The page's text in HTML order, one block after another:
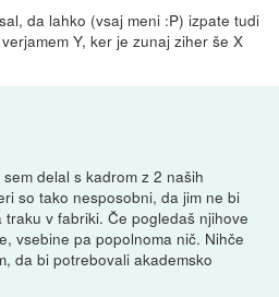
da lahko (vsaj meni :P) izpate tudi
Y, ker je zunaj ziher še X
delal s kadrom z 2 naših
so tako nesposobni, da jim ne bi
v fabriki. Če pogledaš njihove
vsebine pa popolnoma nič. Nihče
da bi potrebovali akademsko